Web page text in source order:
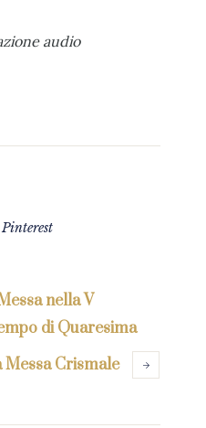
audio
Pinterest
nella V
di Quaresima
Messa Crismale